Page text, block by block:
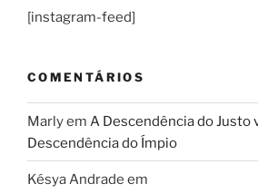
[instagram-feed]
COMENTÁRIOS
Marlyem A Descendência do Justo
Descendência do Ímpio
Késya Andrade em